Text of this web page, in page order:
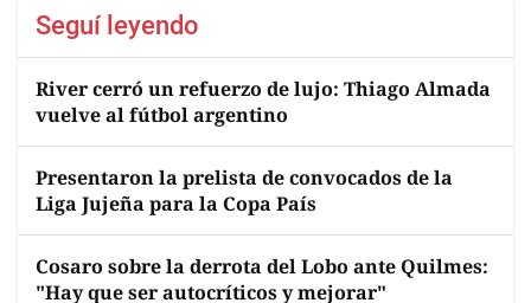
Seguí leyendo
River cerró un refuerzo de lujo: Thiago Almada
vuelve al fútbol argentino
Presentaron la prelista de convocados de la
Liga Jujeña para la Copa País
Cosaro sobre la derrota del Lobo ante Quilmes:
"Hay que ser autocríticos y mejorar"